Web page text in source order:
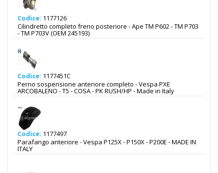
Codice: 1177126
Cilindretto completo freno posteriore - Ape TM P602 - TM P703
- TM P703V (OEM 245193)
Codice: 1177451C
Perno sospensione anteriore completo - Vespa PXE
ARCOBALENO - T5 - COSA - PK RUSH/HP - Made in Italy
Codice: 1177497
Parafango anteriore - Vespa P125X - P150X - P200E - MADE IN
ITALY